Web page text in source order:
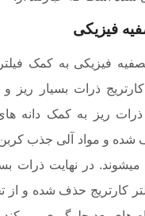
فیزیکی
فیزیکی به کمک
ذرات بسیار ریز
ریز به کمک دانه
شده و مواد آلی جذب کربن
میشوند. در نهایت ذرات
کارتریج حذف شده و از